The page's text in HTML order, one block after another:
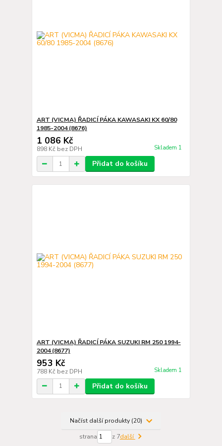
ART (VICMA) ŘADICÍ PÁKA KAWASAKI KX 60/80
1985-2004 (8676)
1 086 Kč
898 Kč bez DPH Skladem 1
Přidat do košíku
ART (VICMA) ŘADICÍ PÁKA SUZUKI RM 250 1994-
2004 (8677)
953 Kč
788 Kč bez DPH Skladem 1
Přidat do košíku
Načíst další produkty (20)
strana z 7další